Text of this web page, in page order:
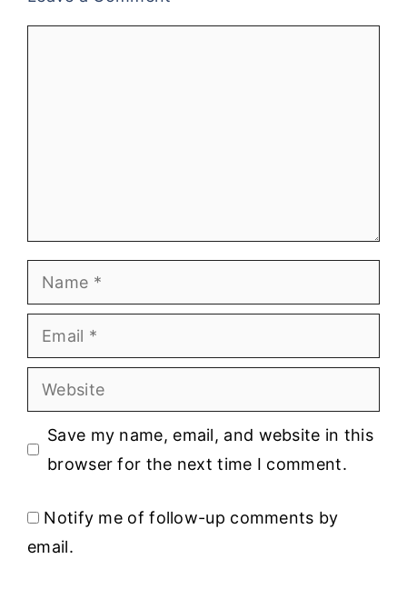
Name
Email
Website
Save my name, email, and website in this
browser for the next time I comment.
Notify me of follow-up comments by
email.